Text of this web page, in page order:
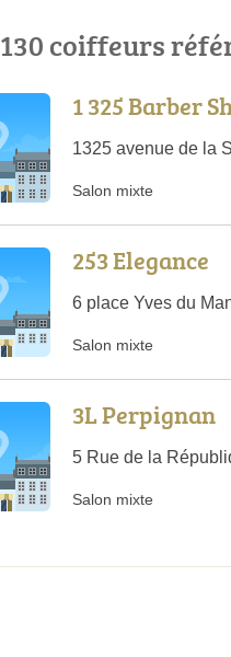
130 coiffeurs
1 325 Barber
1325 avenue de la
Salon mixte
253 Elegance
6 place Yves du
Salon mixte
3L Perpignan
5 Rue de la
Salon mixte